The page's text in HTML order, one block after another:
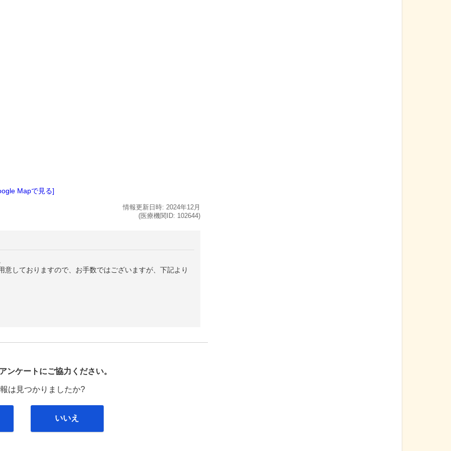
Mapで見る]
情報更新日時: 2024年12月
(医療機関ID: 102644)
しておりますので、お手数ではございますが、下記より
ンケートにご協力ください。
は見つかりましたか?
いいえ